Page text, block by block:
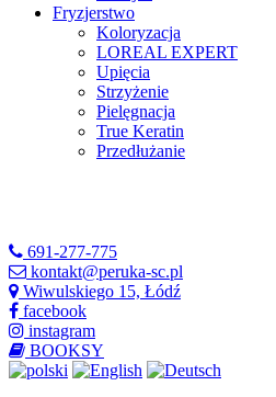
Fryzjerstwo
Koloryzacja
LOREAL EXPERT
Upięcia
Strzyżenie
Pielęgnacja
True Keratin
Przedłużanie
691-277-775
kontakt@peruka-sc.pl
Wiwulskiego 15, Łódź
facebook
instagram
BOOKSY